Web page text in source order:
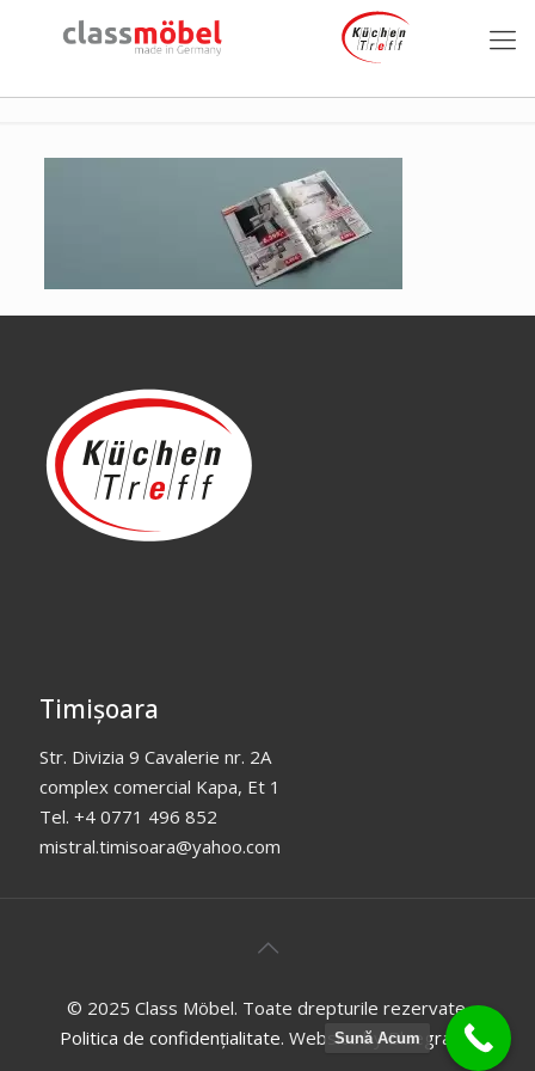
Timișoara
Str. Divizia 9 Cavalerie nr. 2A
complex comercial Kapa, Et 1
Tel. +4 0771 496 852
mistral.timisoara@yahoo.com
© 2025 Class Möbel. Toate drepturile rezervate.
Politica de confidențialitate. Website byBluegraph.
Sună Acum